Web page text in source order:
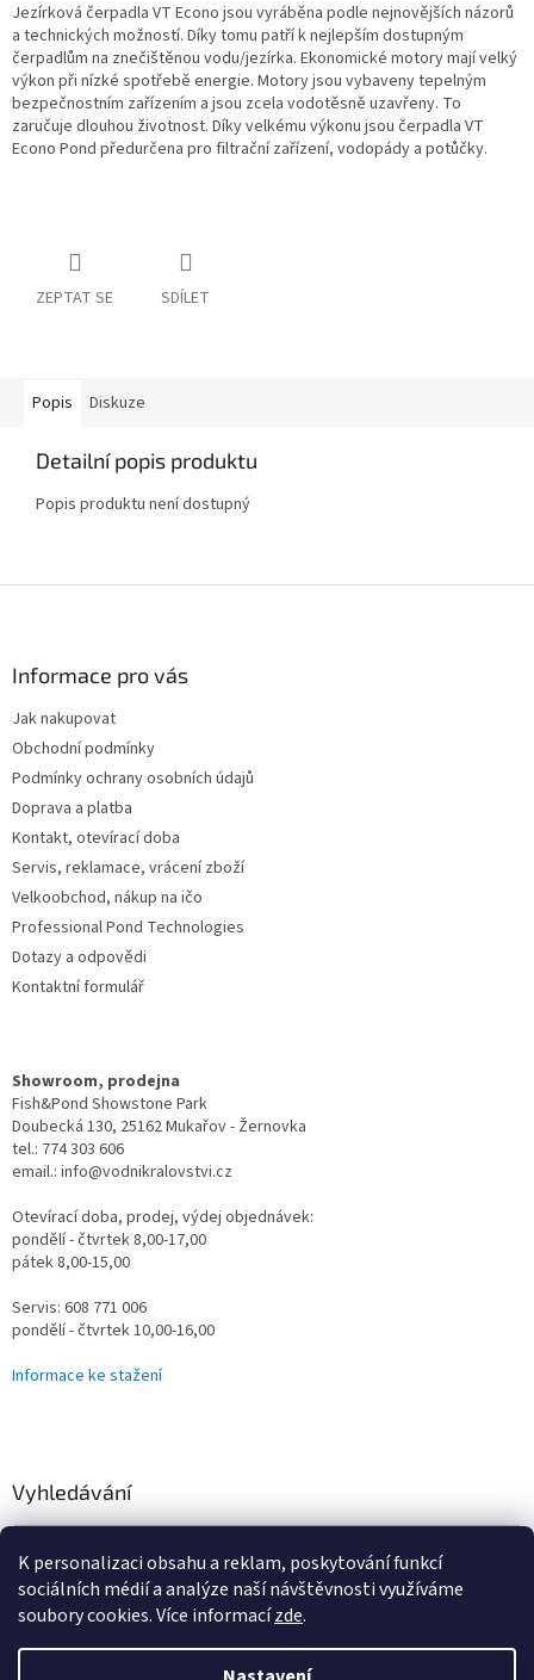
K personalizaci obsahu a reklam, poskytování funkcí
sociálních médií a analýze naší návštěvnosti využíváme
soubory cookies. Více informacízde.
Jezírková čerpadla VT Econo jsou vyráběna podle nejnovějších názorů
a technických možností. Díky tomu patří k nejlepším dostupným
čerpadlům na znečištěnou vodu/jezírka. Ekonomické motory mají velký
výkon při nízké spotřebě energie. Motory jsou vybaveny tepelným
bezpečnostním zařízením a jsou zcela vodotěsně uzavřeny. To
zaručuje dlouhou životnost. Díky velkému výkonu jsou čerpadla VT
Econo Pond předurčena pro filtrační zařízení, vodopády a potůčky.
ZEPTAT SE SDÍLET
Popis Diskuze
Detailní popis produktu
Popis produktu není dostupný
Informace pro vás
Jak nakupovat
Obchodní podmínky
Podmínky ochrany osobních údajů
Doprava a platba
Kontakt, otevírací doba
Servis, reklamace, vrácení zboží
Velkoobchod, nákup na ičo
Professional Pond Technologies
Dotazy a odpovědi
Kontaktní formulář
Showroom, prodejna
Fish&Pond Showstone Park
Doubecká 130, 25162 Mukařov - Žernovka
tel.: 774 303 606
email.: info@vodnikralovstvi.cz
Otevírací doba, prodej, výdej objednávek:
pondělí - čtvrtek 8,00-17,00
pátek 8,00-15,00
Servis: 608 771 006
pondělí - čtvrtek 10,00-16,00
Informace ke stažení
Vyhledávání
HLEDAT